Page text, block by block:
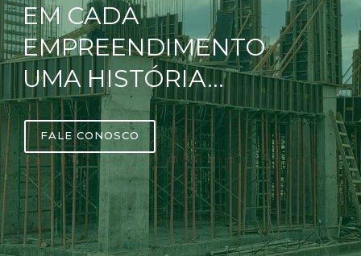
EM CADA
EMPREENDIMENTO
UMA HISTÓRIA…
FALE CONOSCO